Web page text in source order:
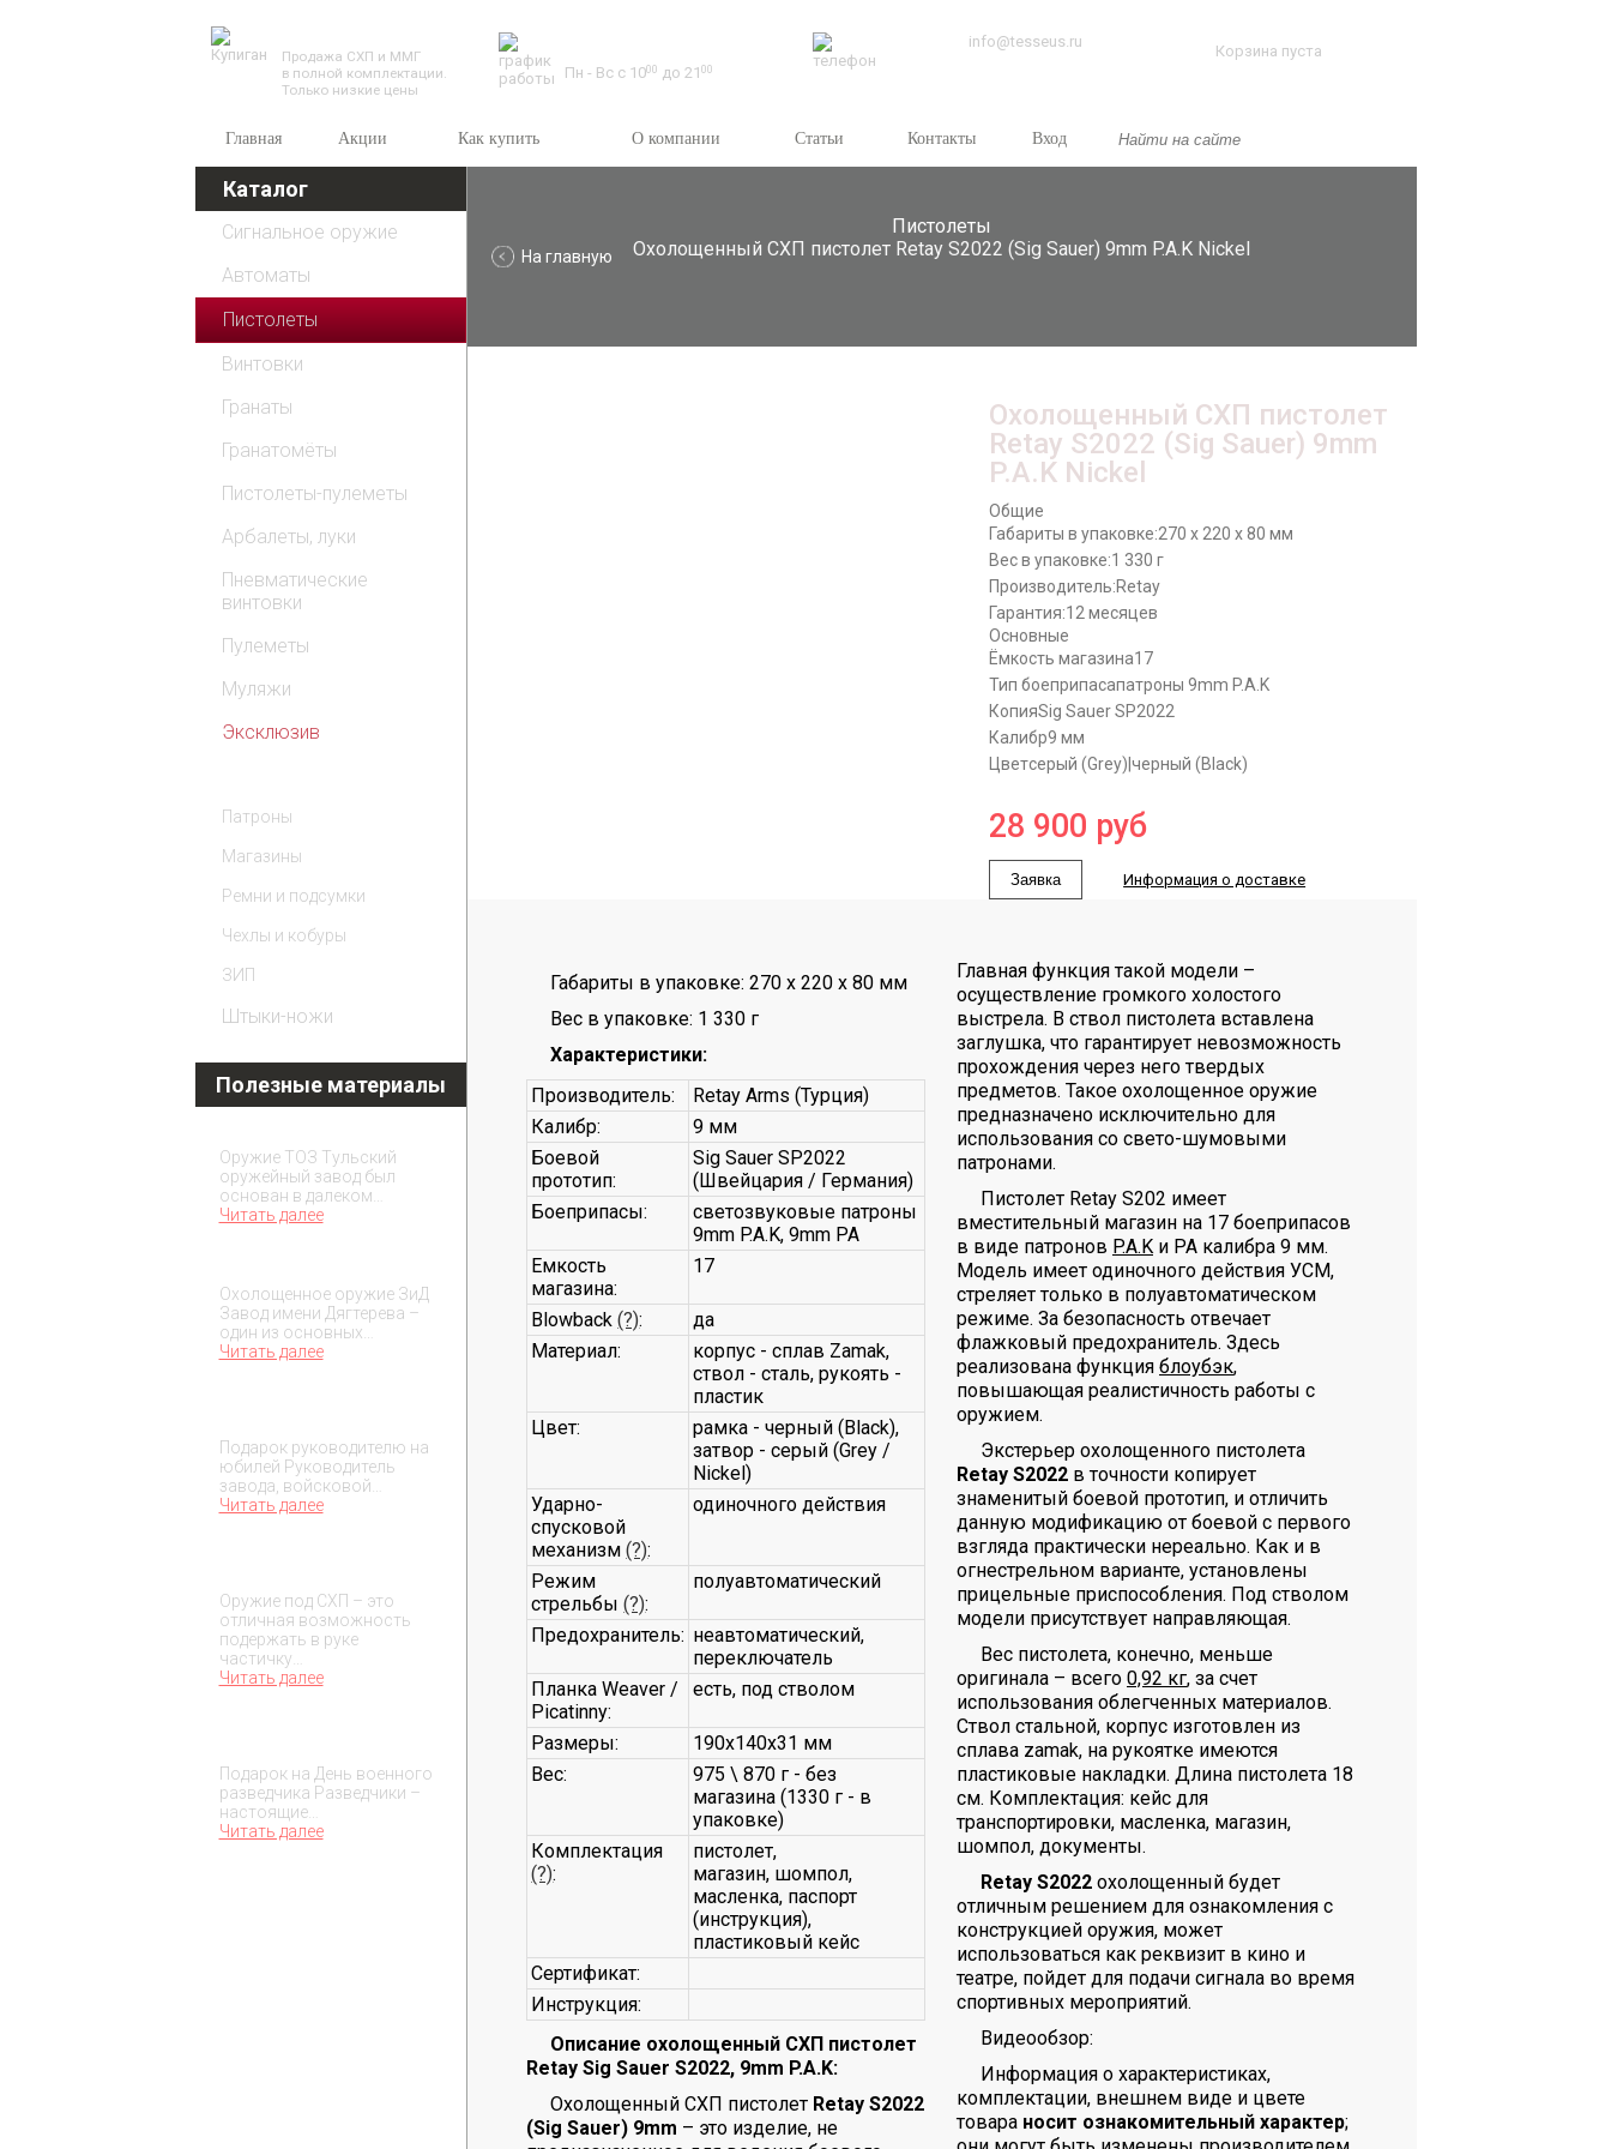
Продажа СХП и ММГ
в полной комплектации.
Только низкие цены
Пн - Вс с 1000 до 21 00
info@tesseus.ru
Корзина пуста
Главная Акции Как купить О компании Статьи Контакты Вход
Пистолеты
Охолощенный СХП пистолет Retay S2022 (Sig Sauer) 9mm P.A.K Nickel
На главную
Охолощенный СХП пистолет
Retay S2022 (Sig Sauer) 9mm
P.A.K Nickel
Общие
Габариты в упаковке:270 x 220 x 80 мм
Вес в упаковке:1 330 г
Производитель:Retay
Гарантия:12 месяцев
Основные
Ёмкость магазина17
Тип боеприпасапатроны 9mm P.A.K
КопияSig Sauer SP2022
Калибр9 мм
Цветсерый (Grey)|черный (Black)
28 900 руб
Заявка Информация о доставке
Габариты в упаковке: 270 x 220 x 80 мм
Вес в упаковке: 1 330 г
Характеристики:
Производитель:
Retay Arms (Турция)
Калибр:
9 мм
Боевой
прототип:
Sig Sauer SP2022
(Швейцария / Германия)
Боеприпасы:
светозвуковые патроны
9mm P.A.K, 9mm PA
Емкость
магазина:
17
Blowback(?):
да
Материал:
корпус - сплав Zamak,
ствол - сталь, рукоять -
пластик
Цвет:
рамка - черный (Black),
затвор - серый (Grey /
Nickel)
Ударно-
спусковой
механизм(?):
одиночного действия
Режим
стрельбы(?):
полуавтоматический
Предохранитель: неавтоматический,
переключатель
Планка Weaver /
Picatinny:
есть, под стволом
Размеры:
190х140х31 мм
Вес:
975 \ 870 г - без
магазина (1330 г - в
упаковке)
Комплектация
(?):
пистолет,
магазин, шомпол,
масленка, паспорт
(инструкция),
пластиковый кейс
Сертификат:
Инструкция:
Описание охолощенный СХП пистолет
Retay Sig Sauer S2022, 9mm P.A.K:
Охолощенный СХП пистолет Retay S2022
(Sig Sauer) 9mm – это изделие, не
Главная функция такой модели –
осуществление громкого холостого
выстрела. В ствол пистолета вставлена
заглушка, что гарантирует невозможность
прохождения через него твердых
предметов. Такое охолощенное оружие
предназначено исключительно для
использования со свето-шумовыми
патронами.
Пистолет Retay S202 имеет
вместительный магазин на 17 боеприпасов
в виде патронов P.A.K и PA калибра 9 мм.
Модель имеет одиночного действия УСМ,
стреляет только в полуавтоматическом
режиме. За безопасность отвечает
флажковый предохранитель. Здесь
реализована функция блоубэк,
повышающая реалистичность работы с
оружием.
Экстерьер охолощенного пистолета
Retay S2022 в точности копирует
знаменитый боевой прототип, и отличить
данную модификацию от боевой с первого
взгляда практически нереально. Как и в
огнестрельном варианте, установлены
прицельные приспособления. Под стволом
модели присутствует направляющая.
Вес пистолета, конечно, меньше
оригинала – всего 0,92 кг, за счет
использования облегченных материалов.
Ствол стальной, корпус изготовлен из
сплава zamak, на рукоятке имеются
пластиковые накладки. Длина пистолета 18
см. Комплектация: кейс для
транспортировки, масленка, магазин,
шомпол, документы.
Retay S2022 охолощенный будет
отличным решением для ознакомления с
конструкцией оружия, может
использоваться как реквизит в кино и
театре, пойдет для подачи сигнала во время
спортивных мероприятий.
Видеообзор:
Информация о характеристиках,
комплектации, внешнем виде и цвете
товара носит ознакомительный характер;
Каталог
Сигнальное оружие
Автоматы
Пистолеты
Винтовки
Гранаты
Гранатомёты
Пистолеты-пулеметы
Арбалеты, луки
Пневматические
винтовки
Пулеметы
Муляжи
Эксклюзив
Патроны
Магазины
Ремни и подсумки
Чехлы и кобуры
ЗИП
Штыки-ножи
Полезные материалы
Оружие ТОЗ Тульский
оружейный завод был
основан в далеком…
Читать далее
Охолощенное оружие ЗиД
Завод имени Дягтерева –
один из основных…
Читать далее
Подарок руководителю на
юбилей Руководитель
завода, войсковой…
Читать далее
Оружие под СХП – это
отличная возможность
подержать в руке
частичку…
Читать далее
Подарок на День военного
разведчика Разведчики –
настоящие…
Читать далее